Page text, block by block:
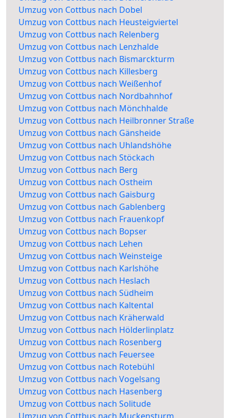
Umzug von Cottbus nach Dobel
Umzug von Cottbus nach Heusteigviertel
Umzug von Cottbus nach Relenberg
Umzug von Cottbus nach Lenzhalde
Umzug von Cottbus nach Bismarckturm
Umzug von Cottbus nach Killesberg
Umzug von Cottbus nach Weißenhof
Umzug von Cottbus nach Nordbahnhof
Umzug von Cottbus nach Mönchhalde
Umzug von Cottbus nach Heilbronner Straße
Umzug von Cottbus nach Gänsheide
Umzug von Cottbus nach Uhlandshöhe
Umzug von Cottbus nach Stöckach
Umzug von Cottbus nach Berg
Umzug von Cottbus nach Ostheim
Umzug von Cottbus nach Gaisburg
Umzug von Cottbus nach Gablenberg
Umzug von Cottbus nach Frauenkopf
Umzug von Cottbus nach Bopser
Umzug von Cottbus nach Lehen
Umzug von Cottbus nach Weinsteige
Umzug von Cottbus nach Karlshöhe
Umzug von Cottbus nach Heslach
Umzug von Cottbus nach Südheim
Umzug von Cottbus nach Kaltental
Umzug von Cottbus nach Kräherwald
Umzug von Cottbus nach Hölderlinplatz
Umzug von Cottbus nach Rosenberg
Umzug von Cottbus nach Feuersee
Umzug von Cottbus nach Rotebühl
Umzug von Cottbus nach Vogelsang
Umzug von Cottbus nach Hasenberg
Umzug von Cottbus nach Solitude